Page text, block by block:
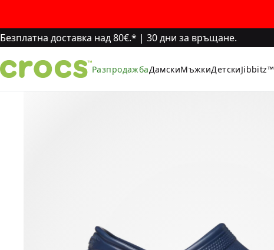
Безплатна доставка над 80€.* | 30 дни за връщане.
РазпродажбаДамскиМъжкиДетскиJibbitz™